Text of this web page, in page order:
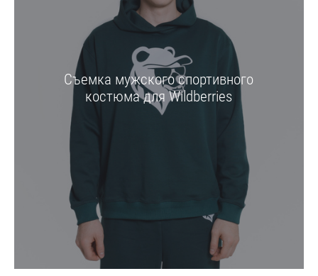
Съемка мужского спортивного
костюма для Wildberries